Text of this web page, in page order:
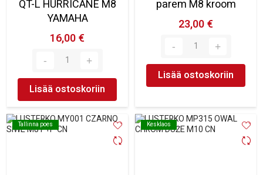
QT-L HURRICANE M8
YAMAHA
16,00 €
Lisää ostoskoriin
parem M8 kroom
23,00 €
Lisää ostoskoriin
Tallinna poes
Tallinna poes Kesklaos
Kesklaos